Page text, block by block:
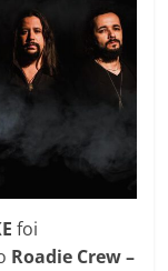
foi
Roadie Crew –